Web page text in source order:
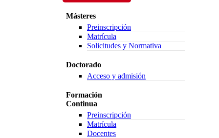
Másteres
Preinscripción
Matrícula
Solicitudes y Normativa
Doctorado
Acceso y admisión
Formación
Continua
Preinscripción
Matrícula
Docentes